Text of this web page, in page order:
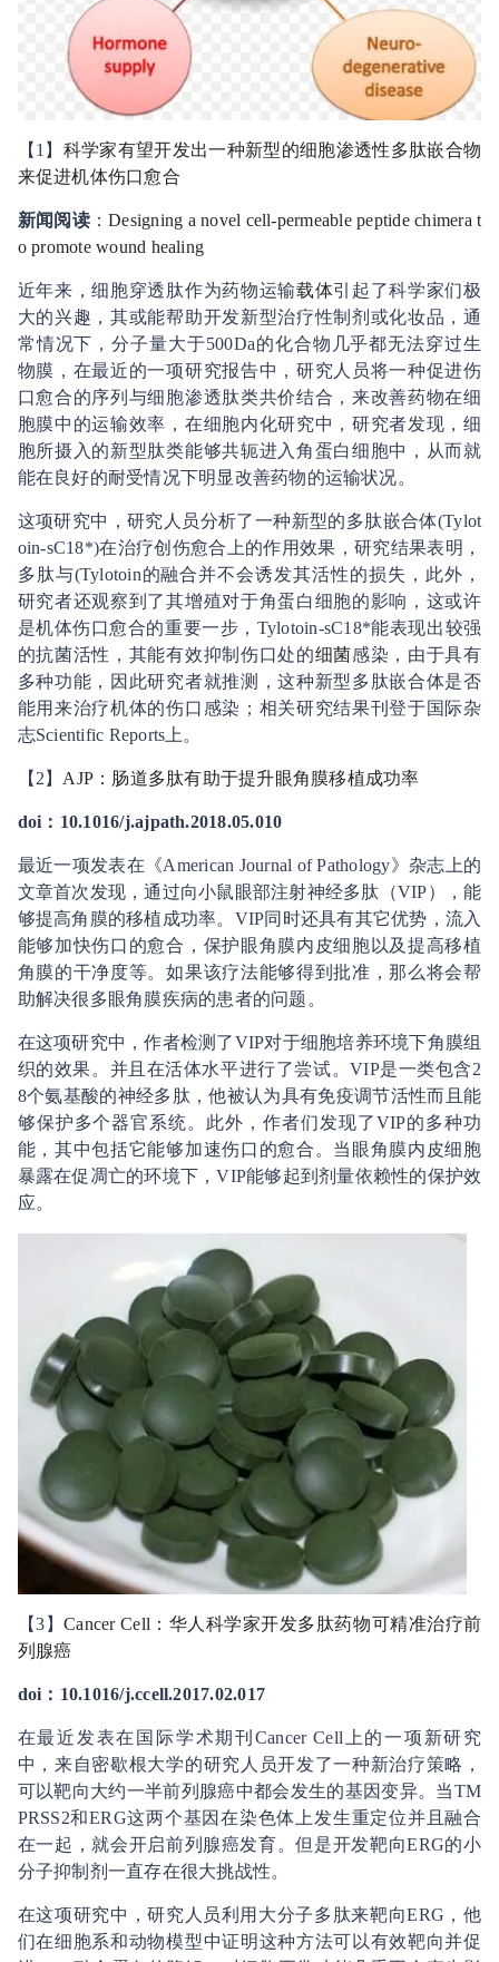
【1】 科学家有望开发出一种新型的细胞渗透性多肽嵌合物
来促进机体伤口愈合
新闻阅读：Designing a novel cell-permeable peptide chimera t
o promote wound healing
近年来，细胞穿透肽作为药物运输载体引起了科学家们极
大的兴趣，其或能帮助开发新型治疗性制剂或化妆品，通
常情况下，分子量大于500Da的化合物几乎都无法穿过生
物膜，在最近的一项研究报告中，研究人员将一种促进伤
口愈合的序列与细胞渗透肽类共价结合，来改善药物在细
胞膜中的运输效率，在细胞内化研究中，研究者发现，细
胞所摄入的新型肽类能够共轭进入角蛋白细胞中，从而就
能在良好的耐受情况下明显改善药物的运输状况。
这项研究中，研究人员分析了一种新型的多肽嵌合体(Tylot
oin-sC18*)在治疗创伤愈合上的作用效果，研究结果表明，
多肽与(Tylotoin的融合并不会诱发其活性的损失，此外，
研究者还观察到了其增殖对于角蛋白细胞的影响，这或许
是机体伤口愈合的重要一步，Tylotoin-sC18*能表现出较强
的抗菌活性，其能有效抑制伤口处的细菌感染，由于具有
多种功能，因此研究者就推测，这种新型多肽嵌合体是否
能用来治疗机体的伤口感染；相关研究结果刊登于国际杂
志Scientific Reports上。
【2】 AJP：肠道多肽有助于提升眼角膜移植成功率
doi：10.1016/j.ajpath.2018.05.010
最近一项发表在《American Journal of Pathology》杂志上的
文章首次发现，通过向小鼠眼部注射神经多肽（VIP），能
够提高角膜的移植成功率。VIP同时还具有其它优势，流入
能够加快伤口的愈合，保护眼角膜内皮细胞以及提高移植
角膜的干净度等。如果该疗法能够得到批准，那么将会帮
助解决很多眼角膜疾病的患者的问题。
在这项研究中，作者检测了VIP对于细胞培养环境下角膜组
织的效果。并且在活体水平进行了尝试。VIP是一类包含2
8个氨基酸的神经多肽，他被认为具有免疫调节活性而且能
够保护多个器官系统。此外，作者们发现了VIP的多种功
能，其中包括它能够加速伤口的愈合。当眼角膜内皮细胞
暴露在促凋亡的环境下，VIP能够起到剂量依赖性的保护效
应。
【3】Cancer Cell：华人科学家开发多肽药物可精准治疗前
列腺癌
doi：10.1016/j.ccell.2017.02.017
在最近发表在国际学术期刊Cancer Cell上的一项新研究
中，来自密歇根大学的研究人员开发了一种新治疗策略，
可以靶向大约一半前列腺癌中都会发生的基因变异。当TM
PRSS2和ERG这两个基因在染色体上发生重定位并且融合
在一起，就会开启前列腺癌发育。但是开发靶向ERG的小
分子抑制剂一直存在很大挑战性。
在这项研究中，研究人员利用大分子多肽来靶向ERG，他
们在细胞系和动物模型中证明这种方法可以有效靶向并促